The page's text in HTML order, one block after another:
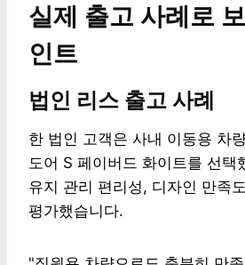
실제 출고 사례로
인트
법인 리스 출고 사례
한 법인 고객은 사내 이동용 차
도어 S 페이버드 화이트를 선택
유지 관리 편리성, 디자인 만족
평가했습니다.